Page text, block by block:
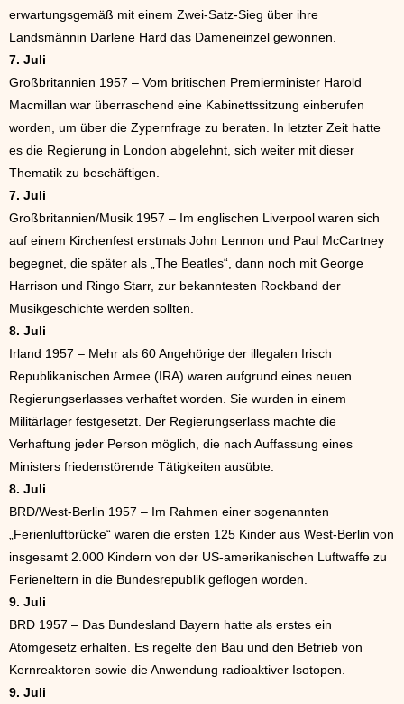
erwartungsgemäß mit einem Zwei-Satz-Sieg über ihre
Landsmännin Darlene Hard das Dameneinzel gewonnen.
7. Juli
Großbritannien 1957 – Vom britischen Premierminister Harold
Macmillan war überraschend eine Kabinettssitzung einberufen
worden, um über die Zypernfrage zu beraten. In letzter Zeit hatte
es die Regierung in London abgelehnt, sich weiter mit dieser
Thematik zu beschäftigen.
7. Juli
Großbritannien/Musik 1957 – Im englischen Liverpool waren sich
auf einem Kirchenfest erstmals John Lennon und Paul McCartney
begegnet, die später als „The Beatles“, dann noch mit George
Harrison und Ringo Starr, zur bekanntesten Rockband der
Musikgeschichte werden sollten.
8. Juli
Irland 1957 – Mehr als 60 Angehörige der illegalen Irisch
Republikanischen Armee (IRA) waren aufgrund eines neuen
Regierungserlasses verhaftet worden. Sie wurden in einem
Militärlager festgesetzt. Der Regierungserlass machte die
Verhaftung jeder Person möglich, die nach Auffassung eines
Ministers friedenstörende Tätigkeiten ausübte.
8. Juli
BRD/West-Berlin 1957 – Im Rahmen einer sogenannten
„Ferienluftbrücke“ waren die ersten 125 Kinder aus West-Berlin von
insgesamt 2.000 Kindern von der US-amerikanischen Luftwaffe zu
Ferieneltern in die Bundesrepublik geflogen worden.
9. Juli
BRD 1957 – Das Bundesland Bayern hatte als erstes ein
Atomgesetz erhalten. Es regelte den Bau und den Betrieb von
Kernreaktoren sowie die Anwendung radioaktiver Isotopen.
9. Juli